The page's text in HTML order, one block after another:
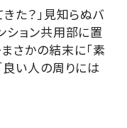
きた？」見知らぬバ
ション共用部に置
かの結末に「素
良い人の周りには